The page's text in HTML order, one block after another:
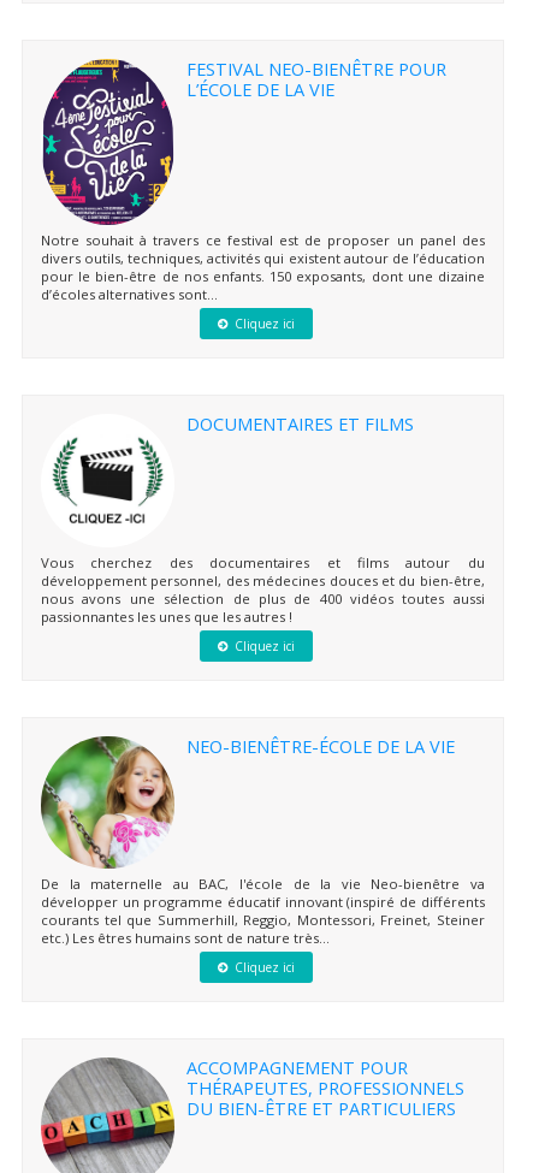
FESTIVAL NEO-BIENÊTRE POUR
L’ÉCOLE DE LA VIE
Notre souhait à travers ce festival est de proposer un panel des
divers outils, techniques, activités qui existent autour de l’éducation
pour le bien-être de nos enfants. 150 exposants, dont une dizaine
d’écoles alternatives sont...
Cliquez ici
DOCUMENTAIRES ET FILMS
Vous cherchez des documentaires et films autour du
développement personnel, des médecines douces et du bien-être,
nous avons une sélection de plus de 400 vidéos toutes aussi
passionnantes les unes que les autres !
Cliquez ici
NEO-BIENÊTRE-ÉCOLE DE LA VIE
De la maternelle au BAC, l'école de la vie Neo-bienêtre va
développer un programme éducatif innovant (inspiré de différents
courants tel que Summerhill, Reggio, Montessori, Freinet, Steiner
etc.) Les êtres humains sont de nature très...
Cliquez ici
ACCOMPAGNEMENT POUR
THÉRAPEUTES, PROFESSIONNELS
DU BIEN-ÊTRE ET PARTICULIERS